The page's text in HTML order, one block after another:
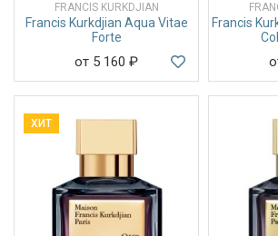
FRANCIS KURKDJIAN
Francis Kurkdjian Aqua Vitae
Forte
от 5 160 ₽
Francis
ХИТ